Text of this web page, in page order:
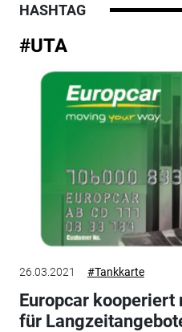
HASHTAG
#UTA
26.03.2021 #Tankkarte
Europcar kooperiert
für